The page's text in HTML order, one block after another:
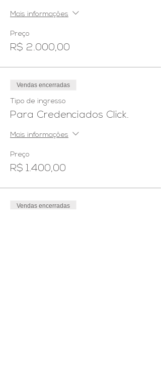
Mais informações
Preço
R$ 2.000,00
Vendas encerradas
Tipo de ingresso
Para Credenciados Click.
Mais informações
Preço
R$ 1.400,00
Vendas encerradas